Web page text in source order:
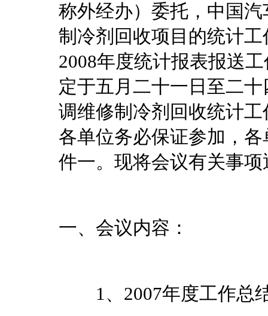
称外经办）委托，中国
制冷剂回收项目的统计
2008年度统计报表报送
定于五月二十一日至二
调维修制冷剂回收统计
各单位务必保证参加，
件一。现将会议有关事
一、会议内容：
1、2007年度工作总